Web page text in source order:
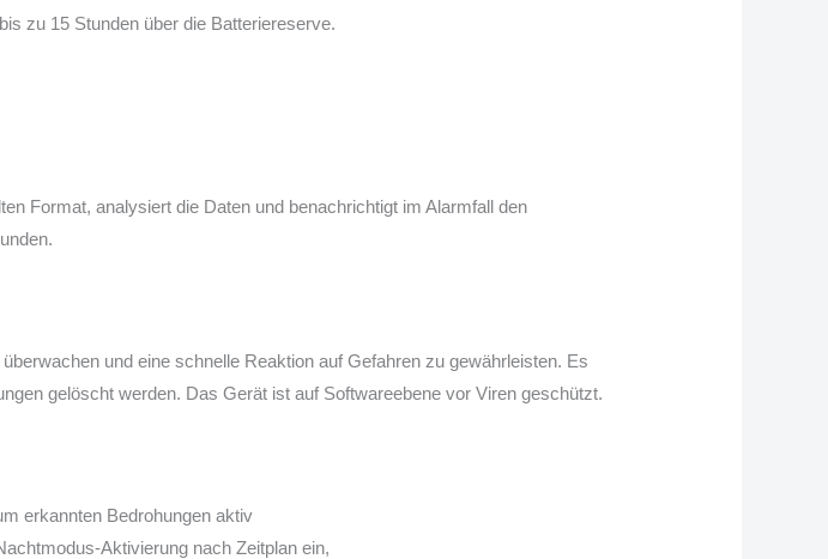
zu 15 Stunden über die Batteriereserve.
Format, analysiert die Daten und benachrichtigt im Alarmfall den
und eine schnelle Reaktion auf Gefahren zu gewährleisten. Es
gelöscht werden. Das Gerät ist auf Softwareebene vor Viren geschützt.
erkannten Bedrohungen aktiv
Aktivierung nach Zeitplan ein,